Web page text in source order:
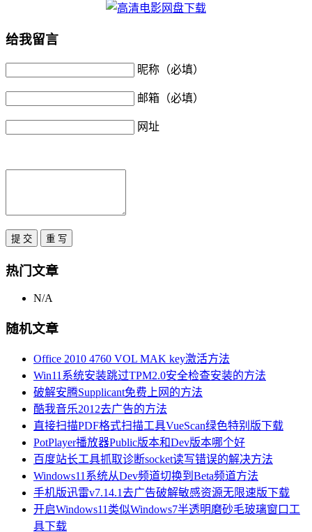
给我留言
昵称（必填）
邮箱（必填）
网址
热门文章
N/A
随机文章
Office 2010 4760 VOL MAK key激活方法
Win11系统安装跳过TPM2.0安全检查安装的方法
破解安腾Supplicant免费上网的方法
酷我音乐2012去广告的方法
直接扫描PDF格式扫描工具VueScan绿色特别版下载
PotPlayer播放器Public版本和Dev版本哪个好
百度站长工具抓取诊断socket读写错误的解决方法
Windows11系统从Dev频道切换到Beta频道方法
手机版迅雷v7.14.1去广告破解敏感资源无限速版下载
开启Windows11类似Windows7半透明磨砂毛玻璃窗口工
具下载